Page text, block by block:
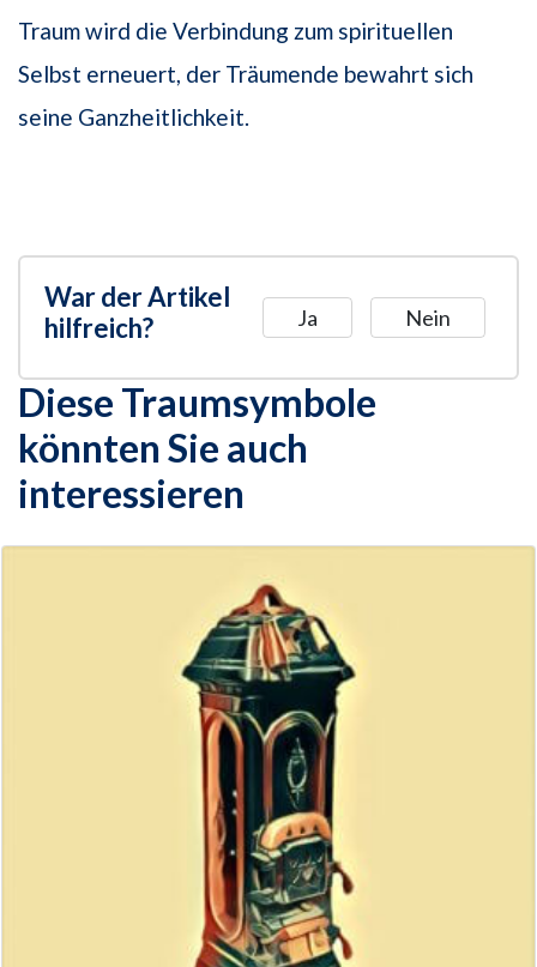
Traum wird die Verbindung zum spirituellen
Selbst erneuert, der Träumende bewahrt sich
seine Ganzheitlichkeit.
War der Artikel
hilfreich?
Ja Nein
Diese Traumsymbole
könnten Sie auch
interessieren